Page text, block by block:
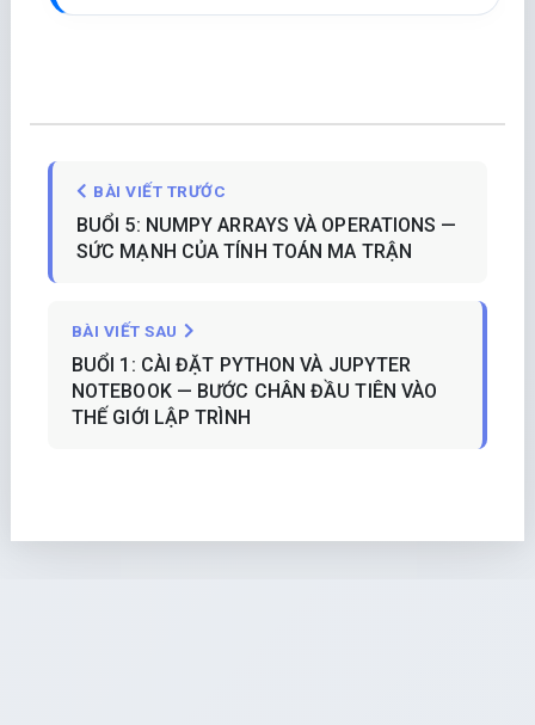
BÀI VIẾT TRƯỚC
BUỔI 5: NUMPY ARRAYS VÀ OPERATIONS —
SỨC MẠNH CỦA TÍNH TOÁN MA TRẬN
BÀI VIẾT SAU
BUỔI 1: CÀI ĐẶT PYTHON VÀ JUPYTER
NOTEBOOK — BƯỚC CHÂN ĐẦU TIÊN VÀO
THẾ GIỚI LẬP TRÌNH